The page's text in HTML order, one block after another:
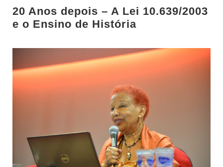
20 Anos depois – A Lei 10.639/2003
e o Ensino de História